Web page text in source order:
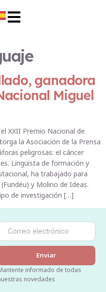
ganadora
Miguel
XXII Premio Nacional de
la Asociación de la Prensa
peligrosas: el cáncer
Lingüista de formación y
ha trabajado para
y Molino de Ideas.
de investigación […]
Enviar
informado de todas
novedades